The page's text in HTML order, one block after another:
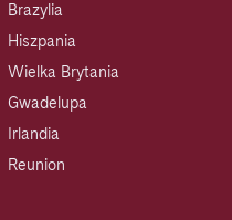
Brazylia
Hiszpania
Wielka Brytania
Gwadelupa
Irlandia
Reunion